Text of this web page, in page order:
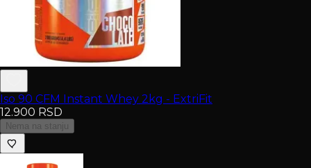
Iso 90 CFM Instant Whey 2kg - ExtriFit
12.900 RSD
Nema na stanju